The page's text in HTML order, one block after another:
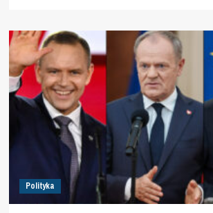
Polityka